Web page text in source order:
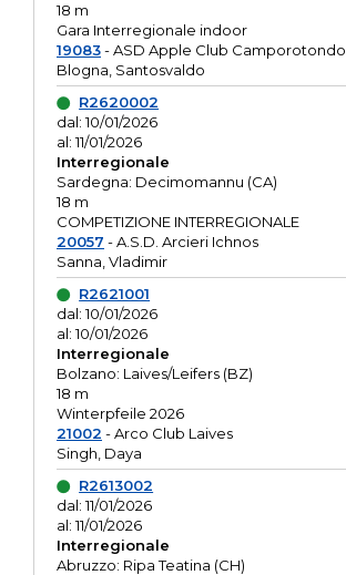
18 m
Gara Interregionale indoor
19083- ASD Apple Club Camporotondo
Blogna, Santosvaldo
R2620002
dal: 10/01/2026
al: 11/01/2026
Interregionale
Sardegna: Decimomannu (CA)
18 m
COMPETIZIONE INTERREGIONALE
20057 - A.S.D. Arcieri Ichnos
Sanna, Vladimir
R2621001
dal: 10/01/2026
al: 10/01/2026
Interregionale
Bolzano: Laives/Leifers (BZ)
18 m
Winterpfeile 2026
21002 - Arco Club Laives
Singh, Daya
R2613002
dal: 11/01/2026
al: 11/01/2026
Interregionale
Abruzzo: Ripa Teatina (CH)